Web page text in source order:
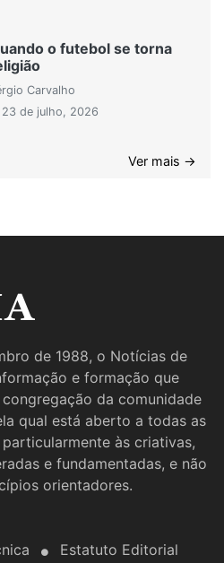
o futebol se torna
Carvalho
de julho, 2026
Ver mais →
de 1988, o Notícias de
e formação que
da comunidade
qual está aberto a todas as
às criativas,
e fundamentadas, e não
orientadores.
Estatuto Editorial